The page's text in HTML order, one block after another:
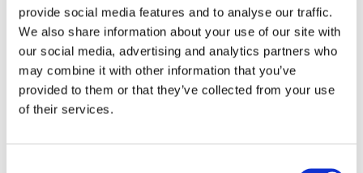
provide social media features and to analyse our traffic.
We also share information about your use of our site with
our social media, advertising and analytics partners who
may combine it with other information that you’ve
provided to them or that they’ve collected from your use
of their services.